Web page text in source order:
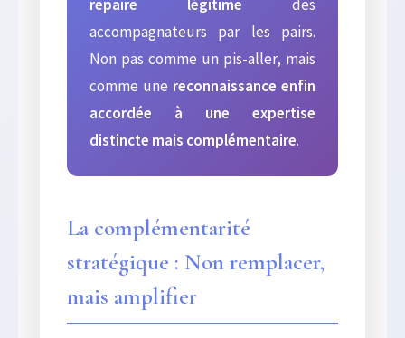
repaire légitime des
accompagnateurs par les pairs.
Non pas comme un pis-aller, mais
comme une reconnaissance enfin
accordée à une expertise
distincte mais complémentaire.
La complémentarité
stratégique : Non remplacer,
mais amplifier